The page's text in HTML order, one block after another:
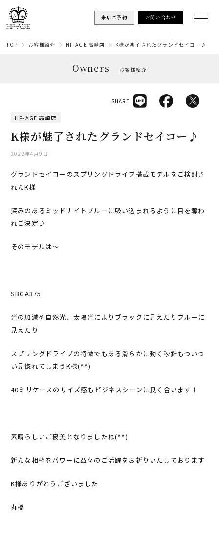
来店ご予約 お問い合わせ
TOP お客様紹介 HF-AGE 高崎店 K様が魅了されたグランドセイコー♪
Owners お客様紹介
HF-AGE 高崎店
K様が魅了されたグランドセイコー♪
2022年4月9日
SHARE
グランドセイコーのスプリングドライブ搭載モデルをご検討さ
れたK様
深みのあるミッドナイトブルーに吸い込まれるように目を奪わ
れご決定♪
そのモデルは〜
SBGA375
光の加減や自然光、太陽光によりブラックに見えたりブルーに
見えたり
スプリングドライブの特徴でもある滑らかに動く秒針もついつ
い見惚れてしまうK様(^^)
40ミリケースのサイズ感もビジネスシーンに良く合います！
素晴らしいご褒美となりましたね(^^)
新たな相棒をパワーに益々のご活躍をお祈りいたしております
K様ありがとうございました
丸橋